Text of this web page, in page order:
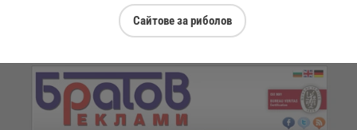
Сайтове за риболов